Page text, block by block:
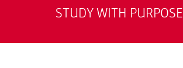
STUDY WITH PURPOSE